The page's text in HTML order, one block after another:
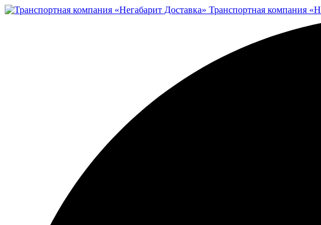
Транспортная компания